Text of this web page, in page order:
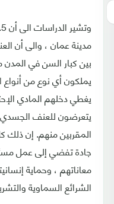
مدينة عمان ، والى أن
يغطي دخلهم المادي
يتعرضون للعنف
المقربين منهم. إن ذلك
جادة تفضي إلى عمل
معاناتهم ، وحماية
الشرائع السماوية